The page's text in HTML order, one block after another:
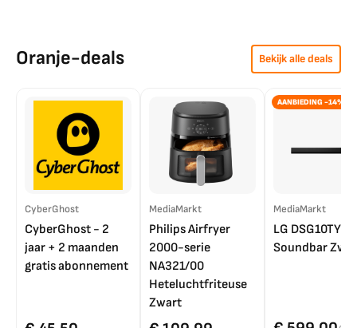
Oranje-deals Bekijk alle deals
CyberGhost
CyberGhost - 2
jaar + 2 maanden
gratis abonnement
MediaMarkt
Philips Airfryer
2000-serie
NA321/00
Heteluchtfriteuse
Zwart
AANBIEDING -14%
MediaMarkt
LG DSG10TY
Soundbar